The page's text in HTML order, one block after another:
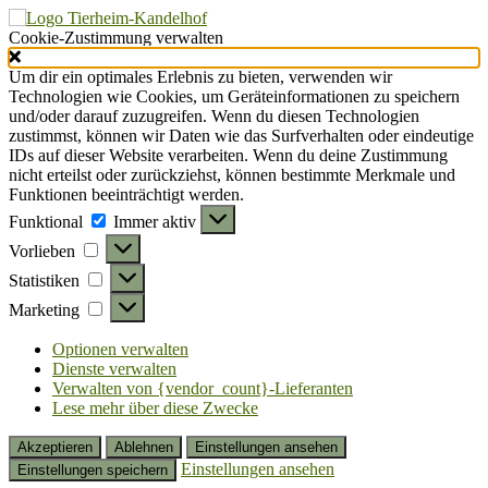
Cookie-Zustimmung verwalten
Um dir ein optimales Erlebnis zu bieten, verwenden wir
Technologien wie Cookies, um Geräteinformationen zu speichern
und/oder darauf zuzugreifen. Wenn du diesen Technologien
zustimmst, können wir Daten wie das Surfverhalten oder eindeutige
IDs auf dieser Website verarbeiten. Wenn du deine Zustimmung
nicht erteilst oder zurückziehst, können bestimmte Merkmale und
Funktionen beeinträchtigt werden.
Funktional
Funktional
Immer aktiv
Vorlieben
Vorlieben
Statistiken Statistiken
Marketing Marketing
Optionen verwalten
Dienste verwalten
Verwalten von {vendor_count}-Lieferanten
Lese mehr über diese Zwecke
Akzeptieren Ablehnen
Einstellungen ansehen
Einstellungen speichern
Einstellungen ansehen